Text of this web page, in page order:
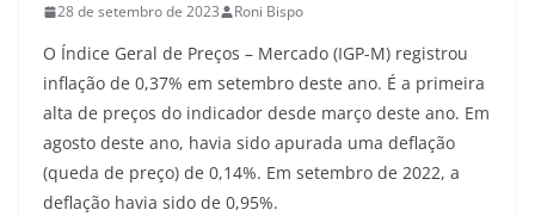
28 de setembro de 2023 Roni Bispo
O Índice Geral de Preços – Mercado (IGP-M) registrou
inflação de 0,37% em setembro deste ano. É a primeira
alta de preços do indicador desde março deste ano. Em
agosto deste ano, havia sido apurada uma deflação
(queda de preço) de 0,14%. Em setembro de 2022, a
deflação havia sido de 0,95%.